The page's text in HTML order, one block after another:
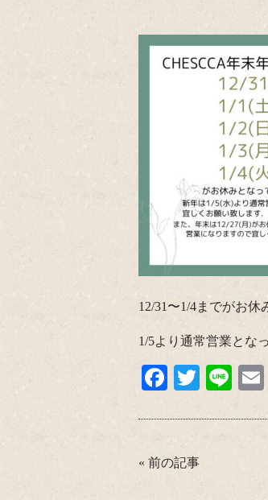
12/31〜1/4までがお休
1/5より通常営業とな
Fa
bo
ok
T
tte
Li
« 前の記事